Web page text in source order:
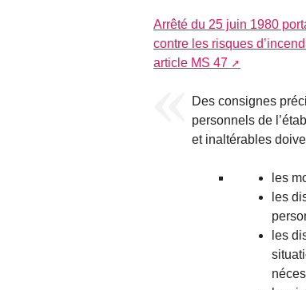
Arrêté du 25 juin 1980
contre les risques
article MS 47
Des consignes
personnels de
et inaltérables
les
les
les